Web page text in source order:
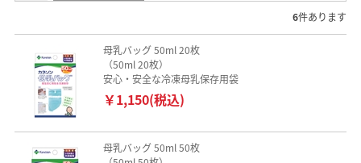
6件あります
母乳バッグ 50ml 20枚
（50ml 20枚）
安心・安全な冷凍母乳保存用袋
￥1,150(税込)
母乳バッグ 50ml 50枚